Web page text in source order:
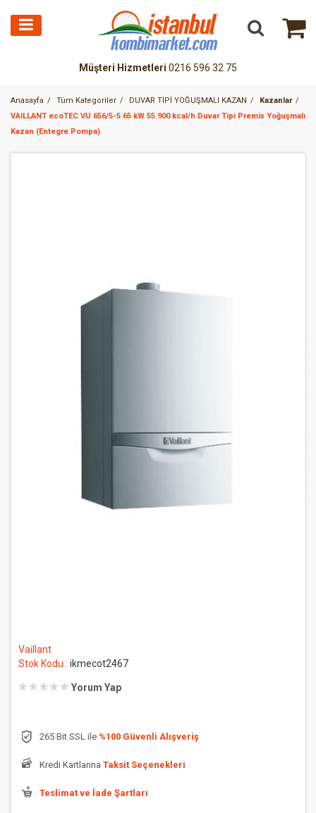
Müşteri Hizmetleri 0216 596 32 75
Anasayfa Tüm Kategoriler DUVAR TİPİ YOĞUŞMALI KAZAN
Kazanlar
VAILLANT ecoTEC VU 656/5-5 65 kW 55.900 kcal/h Duvar Tipi Premix Yoğuşmalı
Kazan (Entegre Pompa)
Vaillant
Stok Kodu : ikmecot2467
Yorum Yap
265 Bit SSL ile %100 Güvenli Alışveriş
Kredi Kartlarına Taksit Seçenekleri
Teslimat ve İade Şartları